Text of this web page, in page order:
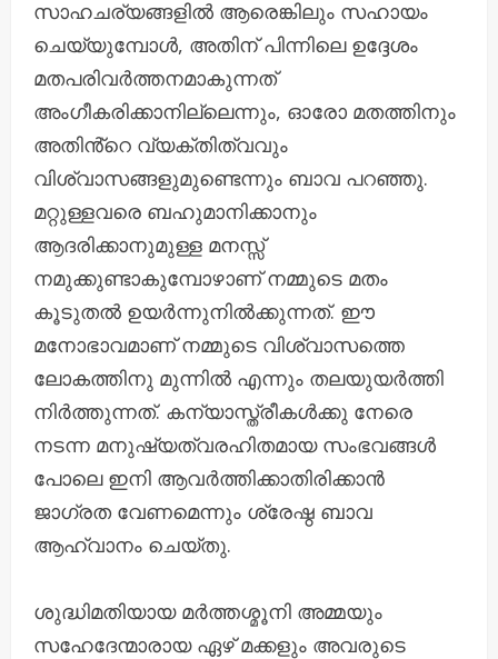
സാഹചര്യങ്ങളിൽ ആരെങ്കിലും സഹായം
ചെയ്യുമ്പോൾ, അതിന് പിന്നിലെ ഉദ്ദേശം
മതപരിവർത്തനമാകുന്നത്
അംഗീകരിക്കാനില്ലെന്നും, ഓരോ മതത്തിനും
അതിൻ്റെ വ്യക്തിത്വവും
വിശ്വാസങ്ങളുമുണ്ടെന്നും ബാവ പറഞ്ഞു.
മറ്റുള്ളവരെ ബഹുമാനിക്കാനും
ആദരിക്കാനുമുള്ള മനസ്സ്
നമുക്കുണ്ടാകുമ്പോഴാണ് നമ്മുടെ മതം
കൂടുതൽ ഉയർന്നുനിൽക്കുന്നത്. ഈ
മനോഭാവമാണ് നമ്മുടെ വിശ്വാസത്തെ
ലോകത്തിനു മുന്നിൽ എന്നും തലയുയർത്തി
നിർത്തുന്നത്. കന്യാസ്ത്രീകൾക്കു നേരെ
നടന്ന മനുഷ്യത്വരഹിതമായ സംഭവങ്ങൾ
പോലെ ഇനി ആവർത്തിക്കാതിരിക്കാൻ
ജാഗ്രത വേണമെന്നും ശ്രേഷ്ഠ ബാവ
ആഹ്വാനം ചെയ്തു.
ശുദ്ധിമതിയായ മർത്തശ്മൂനി അമ്മയും
സഹേദേന്മാരായ ഏഴ് മക്കളും അവരുടെ